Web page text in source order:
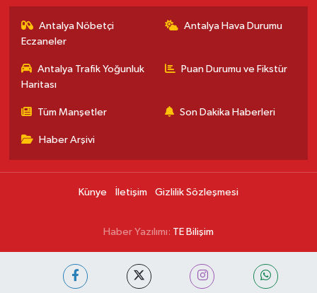
Antalya Nöbetçi
Eczaneler
Antalya Hava Durumu
Antalya Trafik Yoğunluk
Haritası
Puan Durumu ve Fikstür
Tüm Manşetler Son Dakika Haberleri
Haber Arşivi
Künye İletişim Gizlilik Sözleşmesi
Haber Yazılımı: TE Bilişim